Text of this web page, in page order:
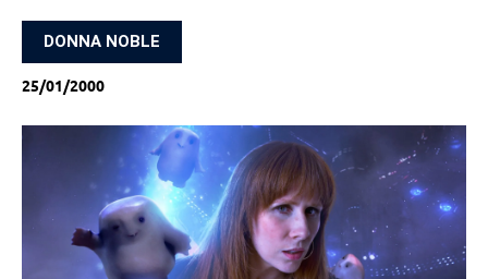
DONNA NOBLE
25/01/2000